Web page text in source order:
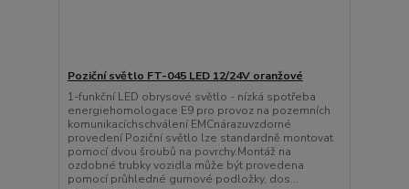
Poziční světlo FT-045 LED 12/24V oranžové
1-funkční LED obrysové světlo - nízká spotřeba
energiehomologace E9 pro provoz na pozemních
komunikacíchschválení EMCnárazuvzdorné
provedení Poziční světlo lze standardně montovat
pomocí dvou šroubů na povrchy.Montáž na
ozdobné trubky vozidla může být provedena
pomocí průhledné gumové podložky, dos...